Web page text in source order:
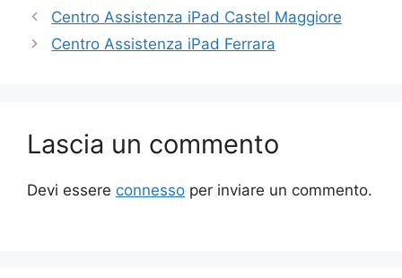
Centro Assistenza iPad Castel Maggiore
Centro Assistenza iPad Ferrara
Lascia un commento
Devi essere connesso per inviare un commento.